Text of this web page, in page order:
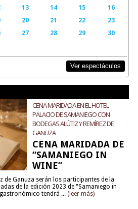
13 14 15
16
20 21 22
23
27 28 29
30
Ver espectáculos
CENA MARIDADA EN EL HOTEL
PALACIO DE SAMANIEGO CON
BODEGAS ALÚTIZ Y REMÍREZ DE
GANUZA
CENA MARIDADA DE
“SAMANIEGO IN
WINE”
de Ganuza serán los participantes de la
de la edición 2023 de "Samaniego in
tendrá ... (leer más)